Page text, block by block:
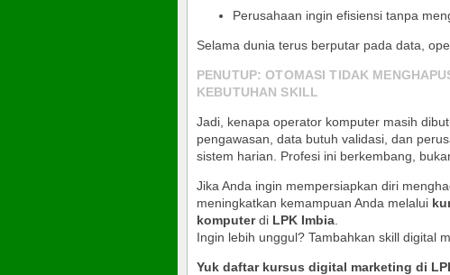
Perusahaan ingin efisiensi tanpa
Selama dunia terus berputar pada data,
PENUTUP: OTOMASI TIDAK
KEBUTUHAN SKILL
Jadi, kenapa operator komputer masih
pengawasan, data butuh validasi, dan
sistem harian. Profesi ini berkembang,
Jika Anda ingin mempersiapkan diri
meningkatkan kemampuan Anda melalui
komputerdi LPK Imbia
Ingin lebih unggul? Tambahkan skill digital
Yuk daftar kursus digital marketing di